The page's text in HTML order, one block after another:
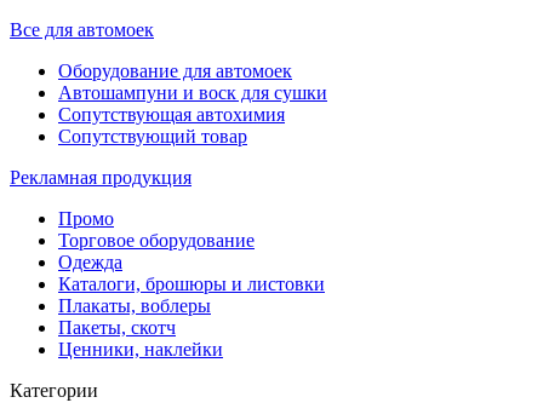
Все для автомоек
Оборудование для автомоек
Автошампуни и воск для сушки
Сопутствующая автохимия
Сопутствующий товар
Рекламная продукция
Промо
Торговое оборудование
Одежда
Каталоги, брошюры и листовки
Плакаты, воблеры
Пакеты, скотч
Ценники, наклейки
Категории